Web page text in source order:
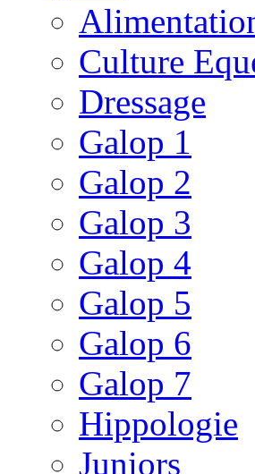
Culture
Dressage
Galop 1
Galop 2
Galop 3
Galop 4
Galop 5
Galop 6
Galop 7
Hippologie
Juniors